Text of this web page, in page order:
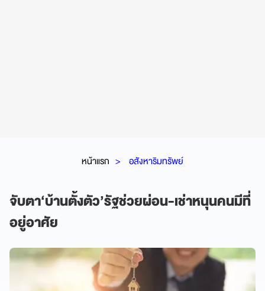
หน้าแรก อสังหาริมทรัพย์
จับตา‘บ้านตั้งตัว’รัฐช่วยผ่อน-เช่าหนุนคนมีที่
อยู่อาศัย